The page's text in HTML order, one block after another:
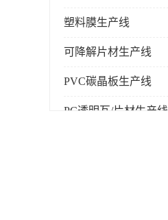
塑料膜生产线
可降解片材生产线
PVC碳晶板生产线
PC透明瓦/片材生产线